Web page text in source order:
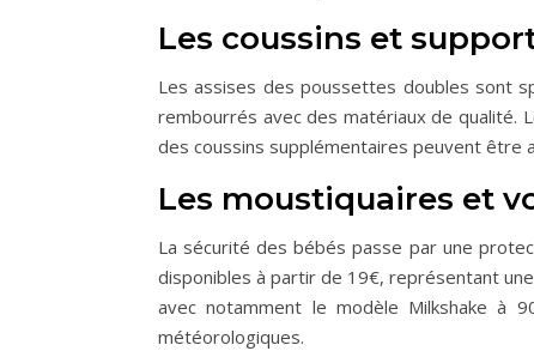
Les coussins et
Les assises des poussettes doubles sont
rembourrés avec des matériaux de qualité.
des coussins supplémentaires peuvent être
Les moustiquaires et
La sécurité des bébés passe par une
disponibles à partir de 19€, représentant
avec notamment le modèle Milkshake à
météorologiques.